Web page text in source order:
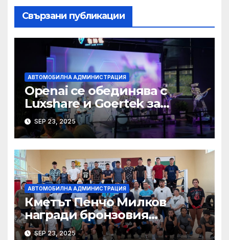
Свързани публикации
АВТОМОБИЛНА АДМИНИСТРАЦИЯ
Openai се обединява с
Luxshare и Goertek за
разработване на ново AI
устройство · Technode
SEP 23, 2025
АВТОМОБИЛНА АДМИНИСТРАЦИЯ
Кметът Пенчо Милков
награди бронзовия
медалист от Световното по
SEP 23, 2025